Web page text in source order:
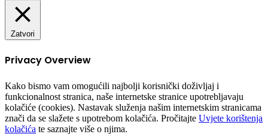
Zatvori
Privacy Overview
Kako bismo vam omogućili najbolji korisnički doživljaj i
funkcionalnost stranica, naše internetske stranice upotrebljavaju
kolačiće (cookies). Nastavak služenja našim internetskim stranicama
znači da se slažete s upotrebom kolačića. Pročitajte Uvjete korištenja
kolačića te saznajte više o njima.